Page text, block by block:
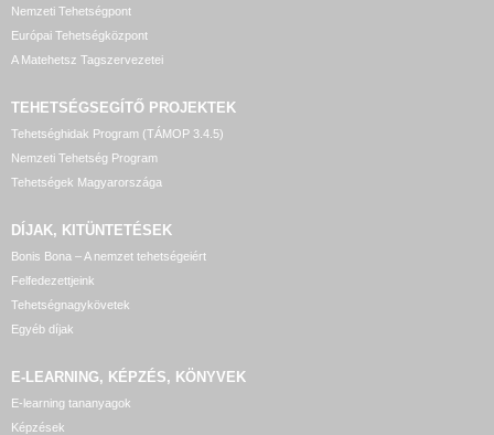
Nemzeti Tehetségpont
Európai Tehetségközpont
A Matehetsz Tagszervezetei
TEHETSÉGSEGÍTŐ PROJEKTEK
Tehetséghidak Program (TÁMOP 3.4.5)
Nemzeti Tehetség Program
Tehetségek Magyarországa
DÍJAK, KITÜNTETÉSEK
Bonis Bona – A nemzet tehetségeiért
Felfedezettjeink
Tehetségnagykövetek
Egyéb díjak
E-LEARNING, KÉPZÉS, KÖNYVEK
E-learning tananyagok
Képzések